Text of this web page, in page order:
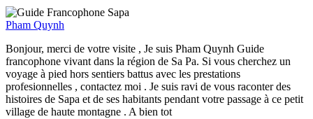
Pham Quynh
Bonjour, merci de votre visite , Je suis Pham Quynh Guide
francophone vivant dans la région de Sa Pa. Si vous cherchez un
voyage à pied hors sentiers battus avec les prestations
profesionnelles , contactez moi . Je suis ravi de vous raconter des
histoires de Sapa et de ses habitants pendant votre passage à ce petit
village de haute montagne . A bien tot